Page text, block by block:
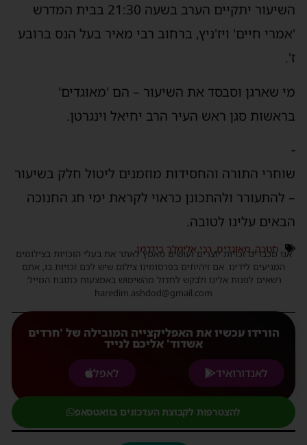
השיעור יתקיים הערב בשעה 21:30 בבית המדרש
'אמרי חיים' ויז'ניץ, ברחוב רבי מאיר בעל הנס ברובע
ז'.
מי שארגן וסבסד את השיעור – הם 'מאוגדים'
בראשות סגן ראש העיר הרב יחיאל וינגרטן.
-
שוחרי התורה והחסידות מוזמנים ליטול חלק בשיעור
– להתעורר ולהתכונן כראוי לקראת ימי חג החנוכה
הבאים עלינו לטובה.
חנוכה, מאוגדים, רבי אלימלך בידרמן
אנו מכבדים זכויות יוצרים ועושים מאמץ לאתר את בעלי הזכויות בצילומים
המגיעים לידינו. אם זיהיתים בפרסומינו צילום שיש לכם זכויות בו, אתם
רשאים לפנות אלינו ולבקש לחדול מהשימוש באמצעות כתובת המייל:
haredim.ashdod@gmail.com
הורידו עכשיו את האפליקצייה המובילה של 'חרדים
אשדוד' אליכם לנייד
לאנדורואיד
לאפל
להצטרפות לקבוצת העדכונים בוואטסאפ